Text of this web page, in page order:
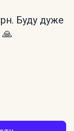
Буду дуже